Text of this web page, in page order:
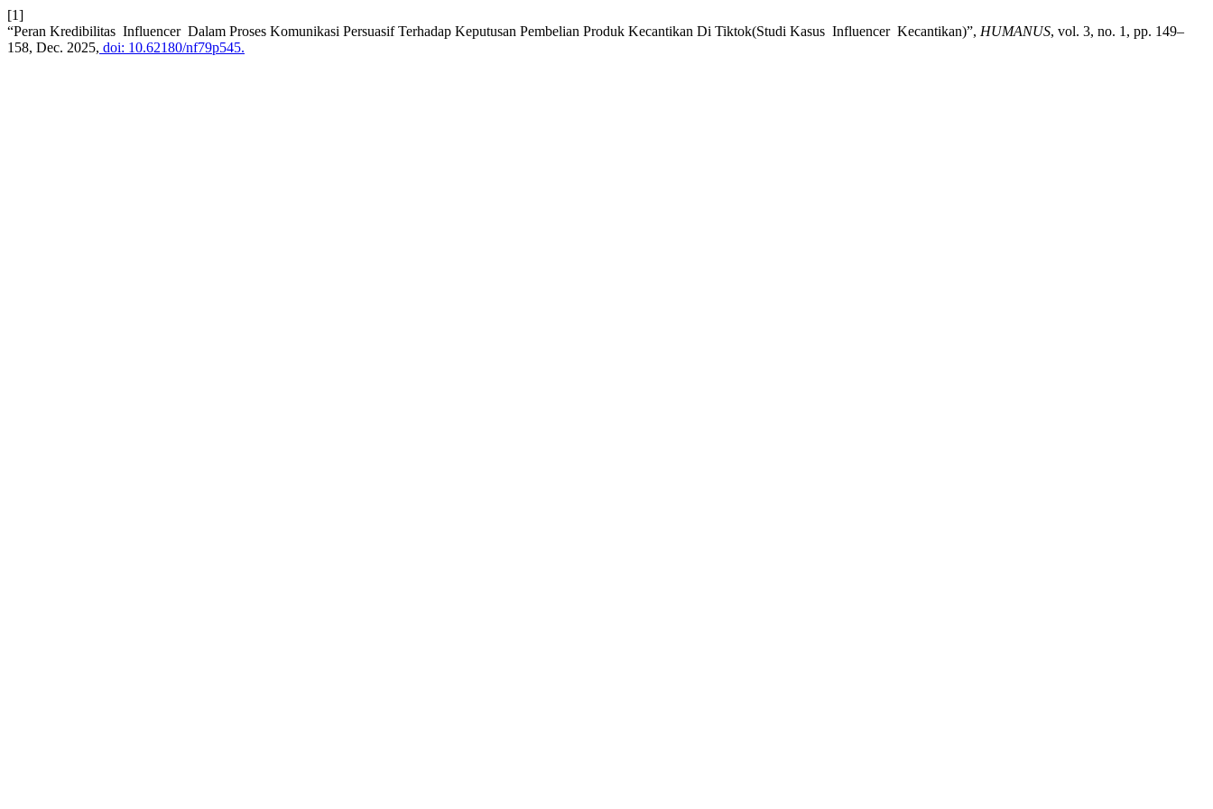
[1]
“Peran Kredibilitas Influencer Dalam Proses Komunikasi Persuasif Terhadap Keputusan Pembelian Produk Kecantikan Di Tiktok(Studi Kasus Influencer Kecantikan)”, HUMANUS, vol. 3, no. 1, pp. 149–
158, Dec. 2025, doi: 10.62180/nf79p545.